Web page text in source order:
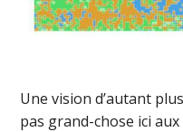
Une vision d’autant
pas grand-chose ici